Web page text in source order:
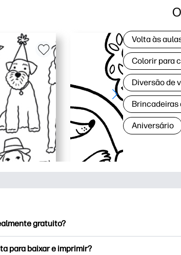
Volta às
Colorir para
Diversão de
Brincadeiras
Aniversário
gratuito?
para baixar e imprimir?